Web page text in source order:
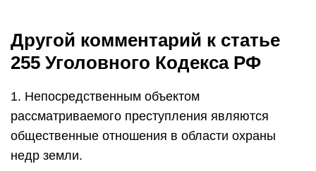
Другой комментарий к статье
255 Уголовного Кодекса РФ
1. Непосредственным объектом
рассматриваемого преступления являются
общественные отношения в области охраны
недр земли.